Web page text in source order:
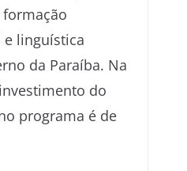
linguística
da Paraíba. Na
do
programa é de